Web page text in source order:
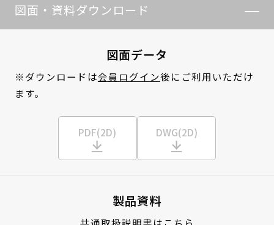
図面・資料ダウンロード
図面データ
※ダウンロードは会員ログイン後にご利用いただけ
ます。
PDF(2D) DWG(2D)
製品資料
共通取扱説明書はこちら